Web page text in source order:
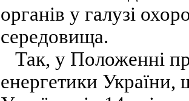
органів у галузі
середовища.
Так, у Положенні
енергетики